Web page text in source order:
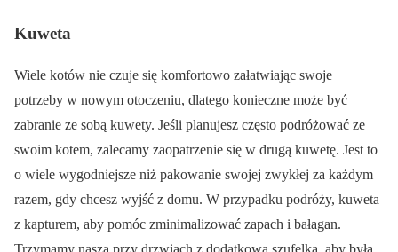
Kuweta
Wiele kotów nie czuje się komfortowo załatwiając swoje
potrzeby w nowym otoczeniu, dlatego konieczne może być
zabranie ze sobą kuwety. Jeśli planujesz często podróżować ze
swoim kotem, zalecamy zaopatrzenie się w drugą kuwetę. Jest to
o wiele wygodniejsze niż pakowanie swojej zwykłej za każdym
razem, gdy chcesz wyjść z domu. W przypadku podróży, kuweta
z kapturem, aby pomóc zminimalizować zapach i bałagan.
Trzymamy naszą przy drzwiach z dodatkową szufelką, aby była